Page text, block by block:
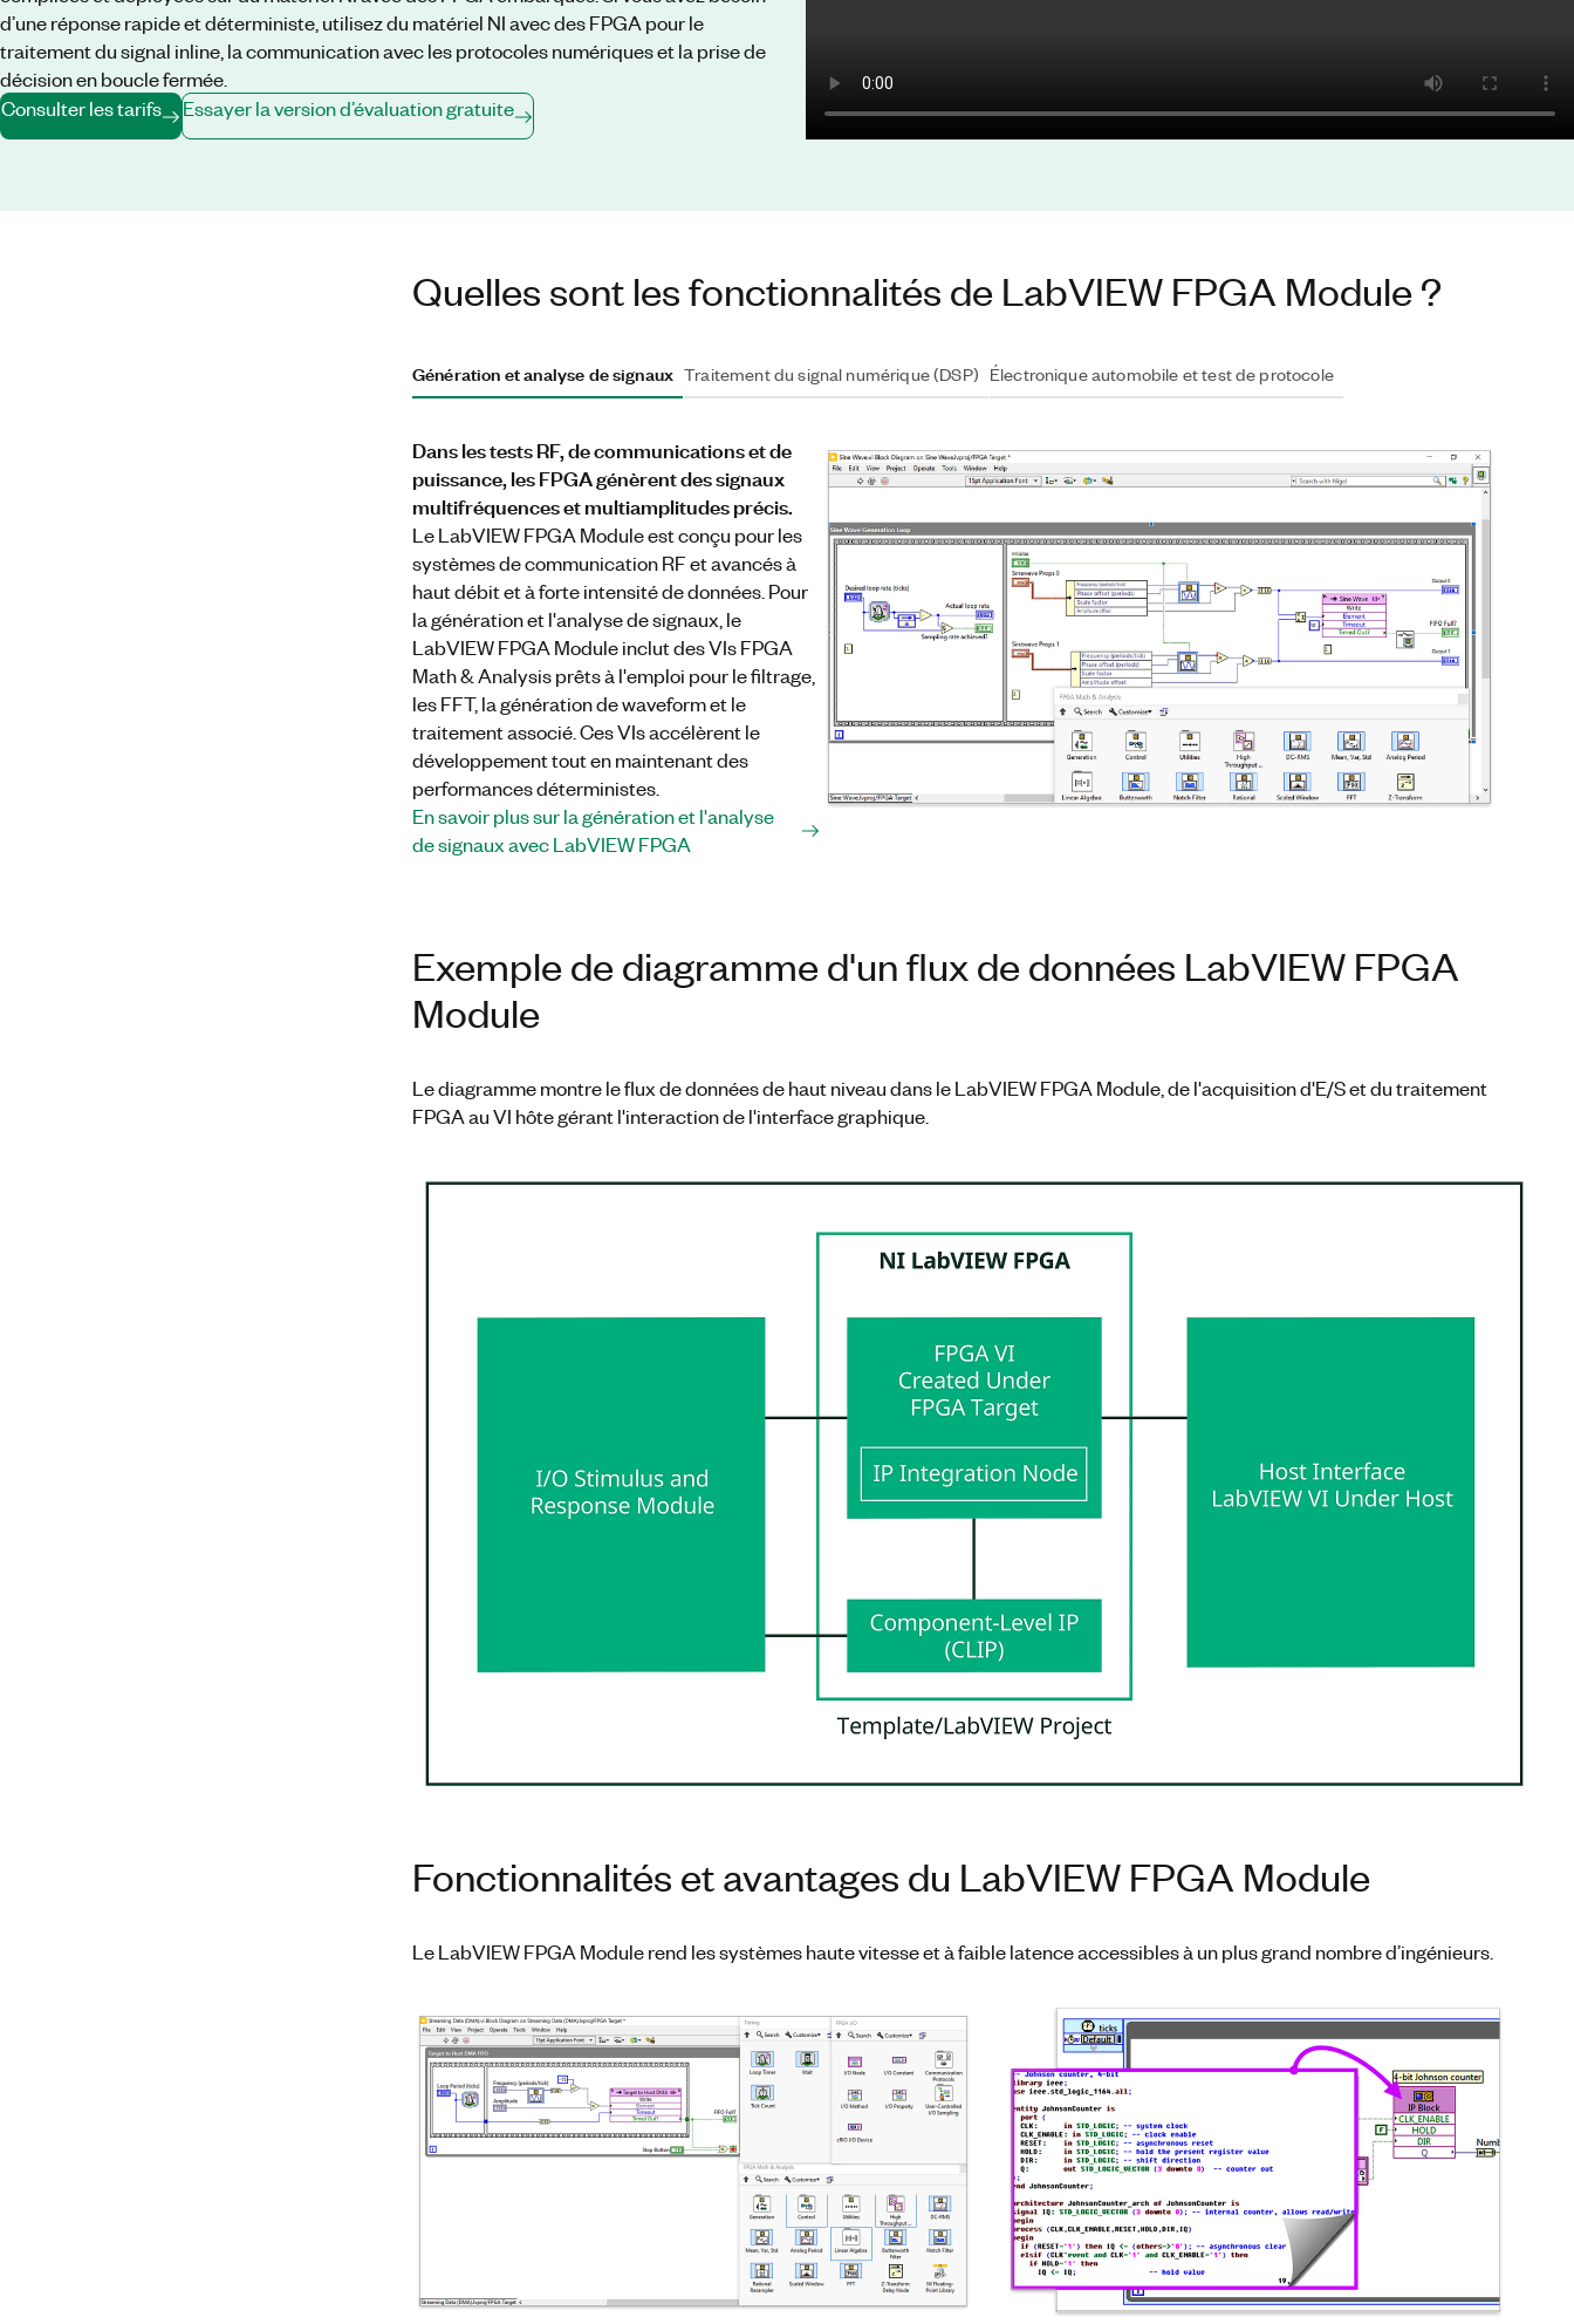
d’une réponse rapide et déterministe, utilisez du matériel NI avec des FPGA pour le
traitement du signal inline, la communication avec les protocoles numériques et la prise de
décision en boucle fermée.
Consulter les tarifs
Essayer la version d’évaluation gratuite
Quelles sont les fonctionnalités de LabVIEW FPGA Module ?
Génération et analyse de signaux Traitement du signal numérique (DSP) Électronique automobile et test de protocole
Dans les tests RF, de communications et de
puissance, les FPGA génèrent des signaux
multifréquences et multiamplitudes précis.
Le LabVIEW FPGA Module est conçu pour les
systèmes de communication RF et avancés à
haut débit et à forte intensité de données. Pour
la génération et l'analyse de signaux, le
LabVIEW FPGA Module inclut des VIs FPGA
Math & Analysis prêts à l'emploi pour le filtrage,
les FFT, la génération de waveform et le
traitement associé. Ces VIs accélèrent le
développement tout en maintenant des
performances déterministes.
En savoir plus sur la génération et l'analyse
de signaux avec LabVIEW FPGA
Exemple de diagramme d'un flux de données LabVIEW FPGA
Module
Le diagramme montre le flux de données de haut niveau dans le LabVIEW FPGA Module, de l'acquisition d'E/S et du traitement
FPGA au VI hôte gérant l'interaction de l'interface graphique.
Fonctionnalités et avantages du LabVIEW FPGA Module
Le LabVIEW FPGA Module rend les systèmes haute vitesse et à faible latence accessibles à un plus grand nombre d’ingénieurs.